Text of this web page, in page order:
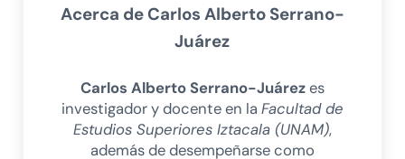
Acerca de Carlos Alberto Serrano-
Juárez
Carlos Alberto Serrano-Juárezes
investigador y docente en la Facultad de
Estudios Superiores Iztacala (UNAM),
además de desempeñarse como